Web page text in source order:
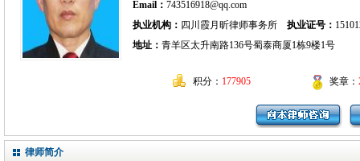
Email： 743516918@qq.com
执业机构： 四川霞月昕律师事务所 执业证号：
地址： 青羊区太升南路136号蜀泰商厦1栋9楼1号
积分： 177905 奖章：
律师简介